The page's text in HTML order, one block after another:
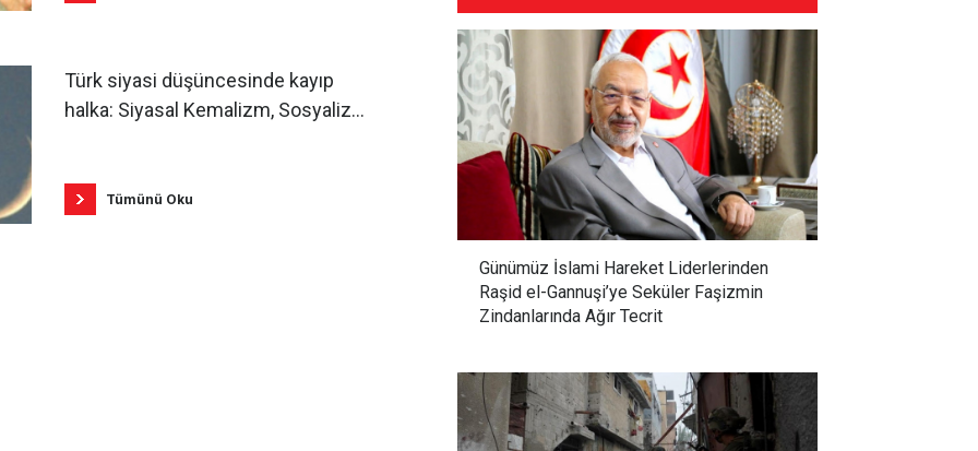
Türk siyasi düşüncesinde kayıp
halka: Siyasal Kemalizm, Sosyalizm
Tümünü Oku
Günümüz İslami Hareket Liderlerinden
Raşid el-Gannuşi’ye Seküler Faşizmin
Zindanlarında Ağır Tecrit